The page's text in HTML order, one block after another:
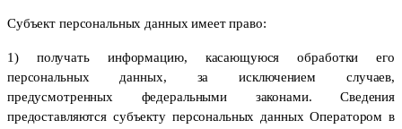
Субъект персональных данных имеет право:
1) получать информацию, касающуюся обработки его
персональных данных, за исключением случаев,
предусмотренных федеральными законами. Сведения
предоставляются субъекту персональных данных Оператором в